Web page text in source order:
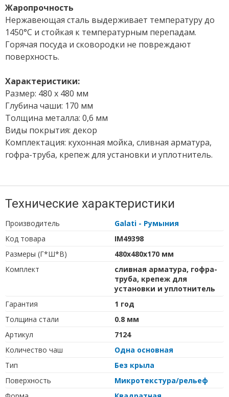
Жаропрочность
Нержавеющая сталь выдерживает температуру до
1450°С и стойкая к температурным перепадам.
Горячая посуда и сковородки не повреждают
поверхность.
Характеристики:
Размер: 480 х 480 мм
Глубина чаши: 170 мм
Толщина металла: 0,6 мм
Виды покрытия: декор
Комплектация: кухонная мойка, сливная арматура,
гофра-труба, крепеж для установки и уплотнитель.
Технические характеристики
Производитель
Galati - Румыния
Код товара
IM49398
Размеры (Г*Ш*В)
480х480х170 мм
Комплект
сливная арматура, гофра-
труба, крепеж для
установки и уплотнитель
Гарантия
1 год
Толщина стали
0.8 мм
Артикул
7124
Количество чаш
Одна основная
Тип
Без крыла
Поверхность
Микротекстура/рельеф